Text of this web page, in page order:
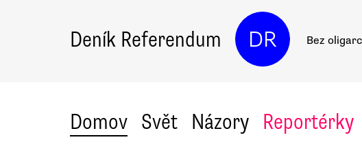
Deník Referendum DR Bez
Domov Svět Názory Reportérky